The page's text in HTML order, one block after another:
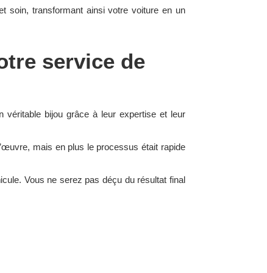
soin, transformant ainsi votre voiture en un
service de
bijou grâce à leur expertise et leur
mais en plus le processus était rapide
Vous ne serez pas déçu du résultat final